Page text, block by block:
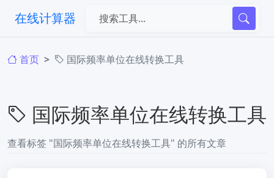
在线计算器
首页 国际频率单位在线转换工具
国际频率单位在线转换工具
查看标签 "国际频率单位在线转换工具" 的所有文章